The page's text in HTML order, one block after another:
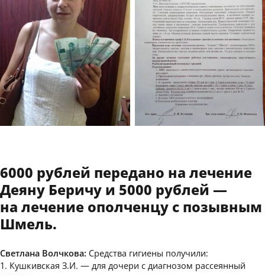
6000 рублей передано на лечение
Деяну Беричу и 5000 рублей —
на лечение ополченцу с позывным
Шмель.
Светлана Волчкова: Средства гигиены получили:
1. Кушкивская З.И. — для дочери с диагнозом рассеянный